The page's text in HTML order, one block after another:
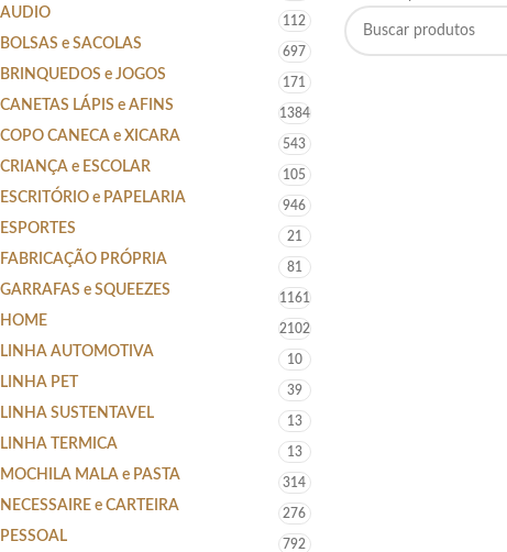
AUDIO 112
BOLSAS e SACOLAS 697
BRINQUEDOS e JOGOS 171
CANETAS LÁPIS e AFINS 1384
COPO CANECA e XICARA 543
CRIANÇA e ESCOLAR 105
ESCRITÓRIO e PAPELARIA 946
ESPORTES 21
FABRICAÇÃO PRÓPRIA 81
GARRAFAS e SQUEEZES 1161
HOME 2102
LINHA AUTOMOTIVA 10
LINHA PET 39
LINHA SUSTENTAVEL 13
LINHA TERMICA 13
MOCHILA MALA e PASTA 314
NECESSAIRE e CARTEIRA 276
PESSOAL 792